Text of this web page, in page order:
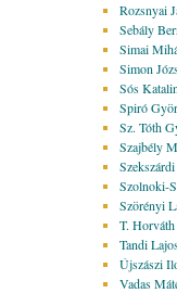
Rozsnyai
Sebály
Simai
Simon
Sós Katalin
Spiró
Sz. Tóth
Szajbély
Szolnoki-
Szörényi
T.
Tandi
Újszászi
Vadas